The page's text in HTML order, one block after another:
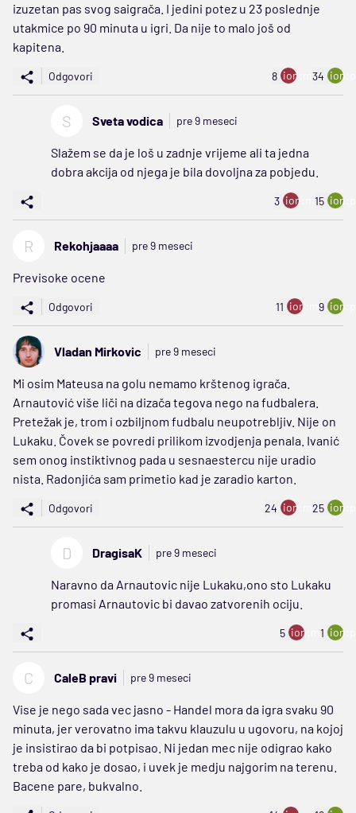
izuzetan pas svog saigrača. I jedini potez u 23 poslednje
utakmice po 90 minuta u igri. Da nije to malo još od
kapitena.
Odgovori 8 ion:minus
34
S Sveta vodica pre 9 meseci
Slažem se da je loš u zadnje vrijeme ali ta jedna
dobra akcija od njega je bila dovoljna za pobjedu.
3 ion:minus
15
R Rekohjaaaa pre 9 meseci
Previsoke ocene
Odgovori 11 ion:minus
9
Vladan Mirkovic pre 9 meseci
Mi osim Mateusa na golu nemamo krštenog igrača.
Arnautović više liči na dizača tegova nego na fudbalera.
Pretežak je, trom i ozbiljnom fudbalu neupotrebljiv. Nije on
Lukaku. Čovek se povredi prilikom izvodjenja penala. Ivanić
sem onog instiktivnog pada u sesnaestercu nije uradio
nista. Radonjića sam primetio kad je zaradio karton.
Odgovori 24 ion:minus
25
D DragisaK pre 9 meseci
Naravno da Arnautovic nije Lukaku,ono sto Lukaku
promasi Arnautovic bi davao zatvorenih ociju.
5 ion:minus
1
C CaleB pravi pre 9 meseci
Vise je nego sada vec jasno - Handel mora da igra svaku 90
minuta, jer verovatno ima takvu klauzulu u ugovoru, na kojoj
je insistirao da bi potpisao. Ni jedan mec nije odigrao kako
treba od kako je dosao, i uvek je medju najgorim na terenu.
Bacene pare, bukvalno.